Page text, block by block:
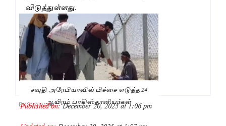
விடுத்துள்ளது.
சவுதி அரேபியாவில் பிச்சை எடுத்த 24
ஆயிரம் பாகிஸ்தானியர்கள்
By Saranya JK
Published on:December 20, 2025 at 1:06 pm